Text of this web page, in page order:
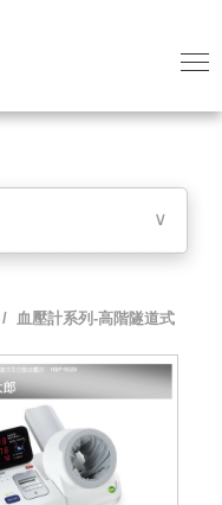
∨
/ 血壓計系列-高階隧道式